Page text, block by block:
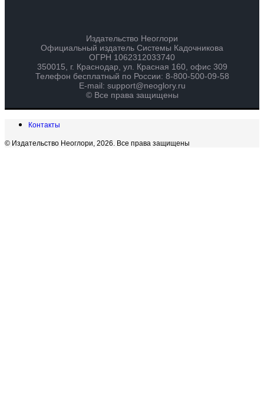
Издательство Неоглори
Официальный издатель Системы Кадочникова
ОГРН 1062312033740
350015, г. Краснодар, ул. Красная 160, офис 309
Телефон бесплатный по России: 8-800-500-09-58
E-mail: support@neoglory.ru
© Все права защищены
Контакты
© Издательство Неоглори, 2026. Все права защищены